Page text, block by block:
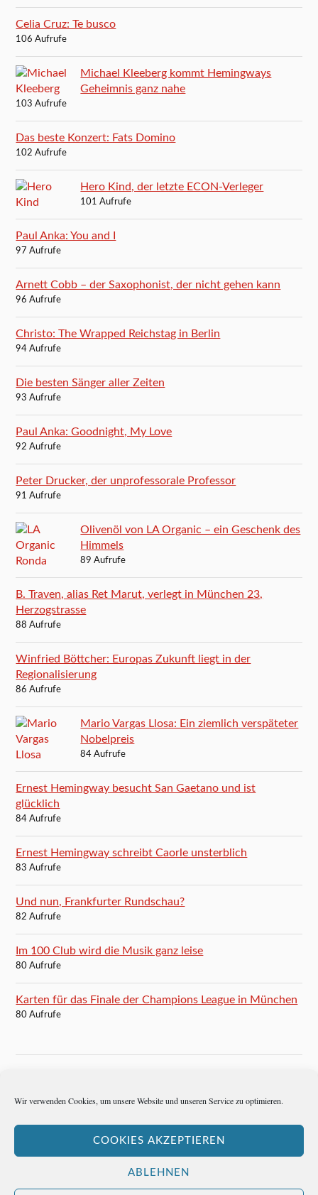
Wir verwenden Cookies, um unsere Website und unseren Service zu optimieren.
COOKIES AKZEPTIEREN
ABLEHNEN
Celia Cruz: Te busco
106 Aufrufe
Michael Kleeberg kommt Hemingways
Geheimnis ganz nahe
103 Aufrufe
Das beste Konzert: Fats Domino
102 Aufrufe
Hero Kind, der letzte ECON-Verleger
101 Aufrufe
Paul Anka: You and I
97 Aufrufe
Arnett Cobb – der Saxophonist, der nicht gehen kann
96 Aufrufe
Christo: The Wrapped Reichstag in Berlin
94 Aufrufe
Die besten Sänger aller Zeiten
93 Aufrufe
Paul Anka: Goodnight, My Love
92 Aufrufe
Peter Drucker, der unprofessorale Professor
91 Aufrufe
Olivenöl von LA Organic – ein Geschenk des
Himmels
89 Aufrufe
B. Traven, alias Ret Marut, verlegt in München 23,
Herzogstrasse
88 Aufrufe
Winfried Böttcher: Europas Zukunft liegt in der
Regionalisierung
86 Aufrufe
Mario Vargas Llosa: Ein ziemlich verspäteter
Nobelpreis
84 Aufrufe
Ernest Hemingway besucht San Gaetano und ist
glücklich
84 Aufrufe
Ernest Hemingway schreibt Caorle unsterblich
83 Aufrufe
Und nun, Frankfurter Rundschau?
82 Aufrufe
Im 100 Club wird die Musik ganz leise
80 Aufrufe
Karten für das Finale der Champions League in München
80 Aufrufe
Autoren-Brief
Hemingways Welt